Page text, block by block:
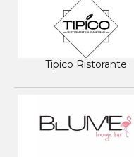
Tipico Ristorante